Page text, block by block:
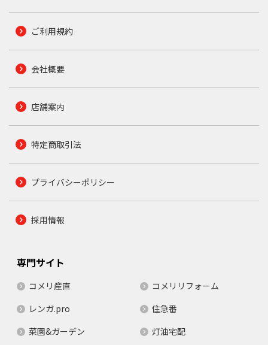
ご利用規約
会社概要
店舗案内
特定商取引法
プライバシーポリシー
採用情報
専門サイト
コメリ産直
コメリリフォーム
レンガ.pro
住急番
菜園&ガーデン
灯油宅配